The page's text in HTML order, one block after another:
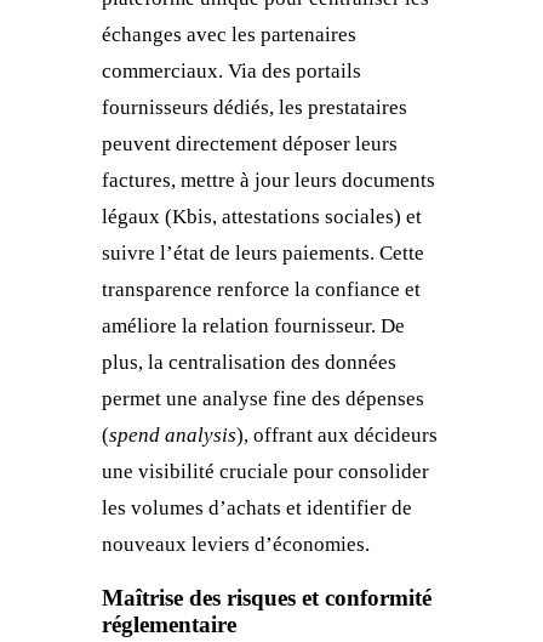
échanges avec les partenaires
commerciaux. Via des portails
fournisseurs dédiés, les prestataires
peuvent directement déposer leurs
factures, mettre à jour leurs documents
légaux (Kbis, attestations sociales) et
suivre l’état de leurs paiements. Cette
transparence renforce la confiance et
améliore la relation fournisseur. De
plus, la centralisation des données
permet une analyse fine des dépenses
(spend analysis), offrant aux décideurs
une visibilité cruciale pour consolider
les volumes d’achats et identifier de
nouveaux leviers d’économies.
Maîtrise des risques et conformité
réglementaire